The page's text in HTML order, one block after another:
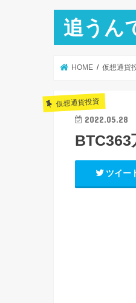
追うん
HOME 仮想通貨
仮想通貨投資
2022.05.28
ツイー